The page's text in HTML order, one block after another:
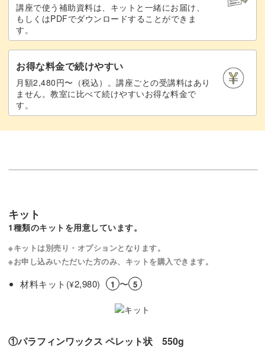
講座で使う補助資料は、キットと一緒にお届け、
もしくはPDFでダウンロードすることができま
す。
お得な料金で続けやすい
月額2,480円〜（税込）。講座ごとの受講料はあり
ません。教室に比べて続けやすいお得な料金で
す。
キット
1種類のキットを用意しています。
※キットは別売り・オプションとなります。
※お申し込みいただいた方のみ、キットを購入できます。
材料キット(¥2,980) 1 〜 5
①パラフィンワックス ペレット状 550g